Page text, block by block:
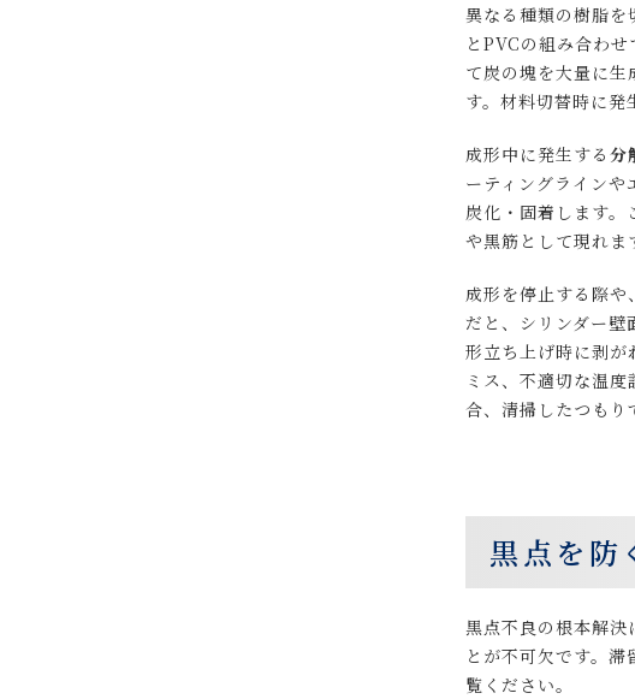
異なる種類の樹脂
とPVCの組み合わ
て炭の塊を大量に
す。材料切替時に
成形中に発生する分
ーティングライン
炭化・固着します
や黒筋として現れま
成形を停止する際や
だと、シリンダー
形立ち上げ時に剥
ミス、不適切な温
合、清掃したつもり
黒点を防
黒点不良の根本解
とが不可欠です。
覧ください。